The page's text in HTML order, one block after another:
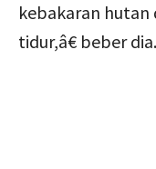
kebakaran hutan
tidur,â€ beber dia.